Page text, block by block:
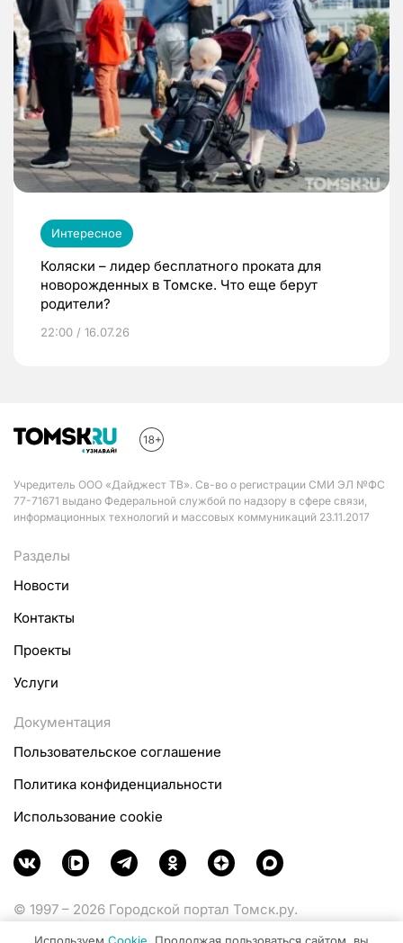
Интересное
Коляски – лидер бесплатного проката для
новорожденных в Томске. Что еще берут
родители?
22:00 / 16.07.26
Учредитель ООО «Дайджест ТВ». Св-во о регистрации СМИ ЭЛ №ФС
77-71671 выдано Федеральной службой по надзору в сфере связи,
информационных технологий и массовых коммуникаций 23.11.2017
Разделы
Новости
Контакты
Проекты
Услуги
Документация
Пользовательское соглашение
Политика конфиденциальности
Использование cookie
© 1997 – 2026 Городской портал Томск.ру.
Используем Cookie . Продолжая пользоваться сайтом, вы